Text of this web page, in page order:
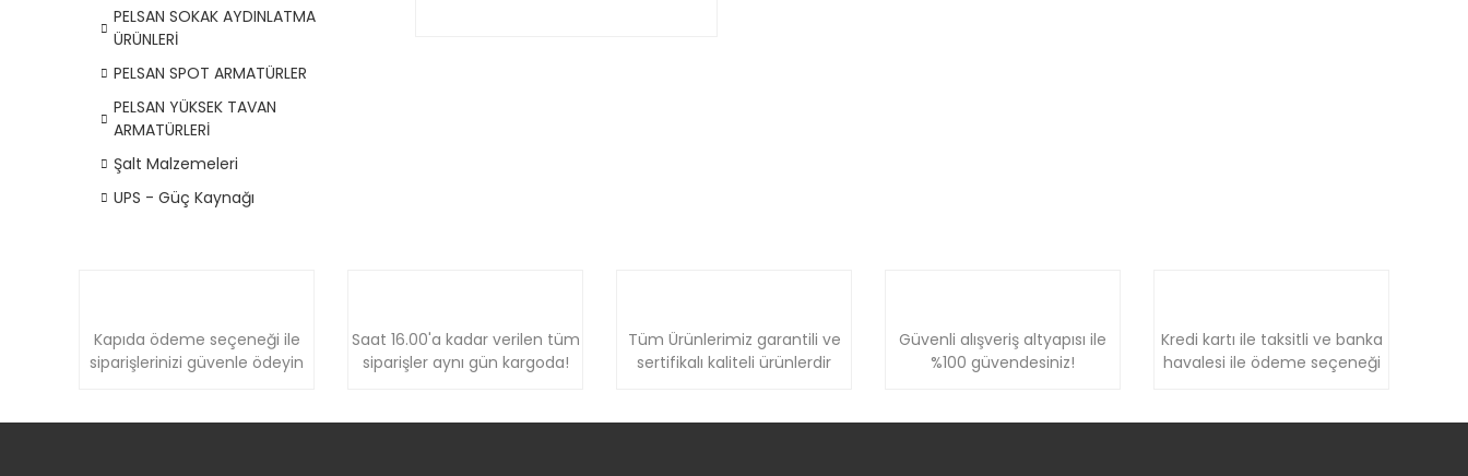
PELSAN SOKAK AYDINLATMA
ÜRÜNLERİ
PELSAN SPOT ARMATÜRLER
PELSAN YÜKSEK TAVAN
ARMATÜRLERİ
Şalt Malzemeleri
UPS - Güç Kaynağı
Kapıda ödeme seçeneği ile
siparişlerinizi güvenle ödeyin
Saat 16.00'a kadar verilen tüm
siparişler aynı gün kargoda!
Tüm Ürünlerimiz garantili ve
sertifikalı kaliteli ürünlerdir
Güvenli alışveriş altyapısı ile
%100 güvendesiniz!
Kredi kartı ile taksitli ve banka
havalesi ile ödeme seçeneği